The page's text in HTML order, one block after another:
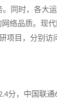
同时，各大
络品质。现
项目，分别
分，中国联通